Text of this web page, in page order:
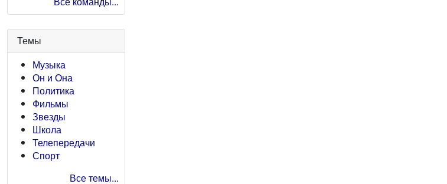
Темы
Музыка
Он и Она
Политика
Фильмы
Звезды
Школа
Телепередачи
Спорт
Все темы...